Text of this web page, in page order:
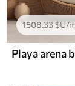
1508.33$U/
Playa arena